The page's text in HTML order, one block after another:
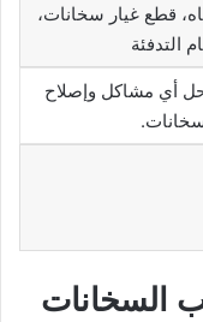
قطع غيار سخانات،
التدفئة
أي مشاكل وإصلاح
السخانات